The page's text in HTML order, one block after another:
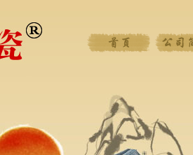
首页 公司简介 新闻中心